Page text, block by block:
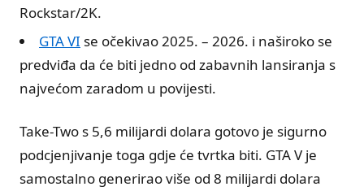
Rockstar/2K.
GTA VI se očekivao 2025. – 2026. i naširoko se
predviđa da će biti jedno od zabavnih lansiranja s
najvećom zaradom u povijesti.
Take-Two s 5,6 milijardi dolara gotovo je sigurno
podcjenjivanje toga gdje će tvrtka biti. GTA V je
samostalno generirao više od 8 milijardi dolara